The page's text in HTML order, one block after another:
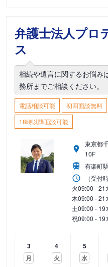
弁護士法人プロ
ス
相続や遺言に関するお悩み
務所までご相談ください。
電話相談可能 初回面談無料
18時以降面談可能
東京都
10F
有楽町駅
（受付
火09:00 -
木09:00 -
土09:00 -
祝09:00 -
3
月
4
火
5
水